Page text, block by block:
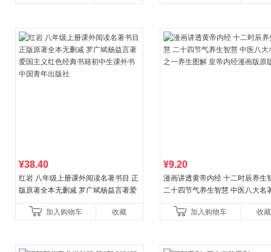
¥38.40
红岩 八年级上册课外阅读名著书目 正
版原著全本无删减 罗广斌杨益言著爱
国青年出版社加入购物车 收藏
¥9.20
漫画讲透黄帝内经 十二时辰养生
二十四节气养生智慧 中医八大名
加入购物车
收藏